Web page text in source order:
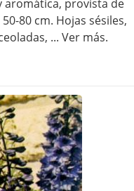
aromática, provista de
80 cm. Hojas sésiles,
... Ver más.